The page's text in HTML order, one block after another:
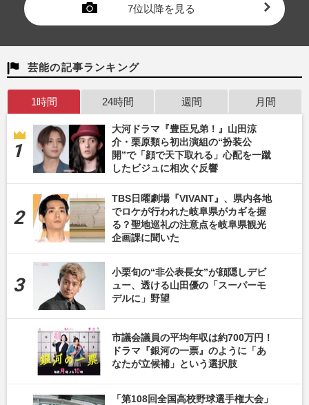
7位以降を見る
芸能の記事ランキング
1時間 24時間 週間 月間
大河ドラマ『豊臣兄弟！』山田涼
介・栗原類ら初出演組の“扮装公
開”で「顔で天下取れる」心配を一蹴
したビジュに相次ぐ反響
TBS日曜劇場『VIVANT』、県内各地
でロケが行われた岐阜県がカギを握
る？聖地巡礼の注意点を岐阜県観光
企画課に聞いた
小栗旬の“非公表長女”が顔隠しデビ
ュー、透ける山田優の「スーパーモ
デルに」野望
市議会議員の平均年収は約700万円！
ドラマ『銀河の一票』のように「あ
なたが立候補」という選択肢
「第108回全国高校野球選手権大会」